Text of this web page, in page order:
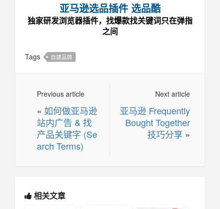
亚马逊选品插件 选品酷
独家研发浏览器插件，找爆款找关键词只在弹指
之间
Tags 自建品牌
Next article
亚马逊 Frequently
Bought Together
技巧分享 »
Previous article
« 如何做亚马逊
站内广告 & 找
产品关键字 (Se
arch Terms)
相关文章